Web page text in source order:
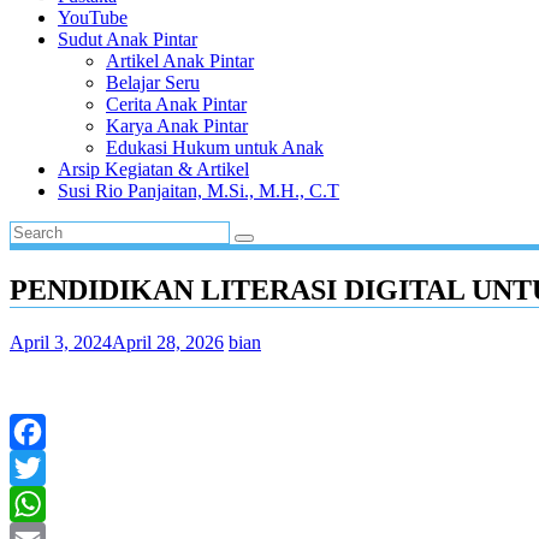
YouTube
Sudut Anak Pintar
Artikel Anak Pintar
Belajar Seru
Cerita Anak Pintar
Karya Anak Pintar
Edukasi Hukum untuk Anak
Arsip Kegiatan & Artikel
Susi Rio Panjaitan, M.Si., M.H., C.T
PENDIDIKAN LITERASI DIGITAL
April 3, 2024April 28, 2026 bian
Facebook
Twitter